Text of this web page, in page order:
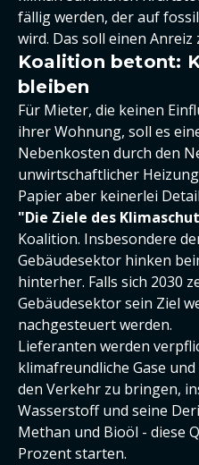
fällig werden, der auf
wird. Das soll einen
Koalition betont:
bleiben
Für Mieter, die keinen
ihrer Wohnung, soll es
Nebenkosten durch den
unwirtschaftlicher
Papier aber keinerlei
"Die Ziele des
Koalition. Insbesondere
Gebäudesektor hinken
hinterher. Falls sich 2030
Gebäudesektor sein Ziel
nachgesteuert werden.
Lieferanten werden
klimafreundliche Gase
den Verkehr zu bringen,
Wasserstoff und seine
Methan und Bioöl - diese
Prozent starten.